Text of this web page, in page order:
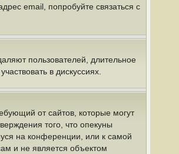
email, попробуйте связаться с
пользователей, длительное
в дискуссиях.
от сайтов, которые могут
того, что опекуны
на конференции, или к самой
и не является объектом